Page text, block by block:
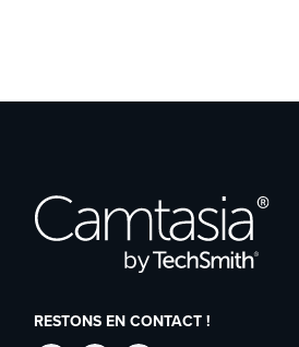
RESTONS EN CONTACT !